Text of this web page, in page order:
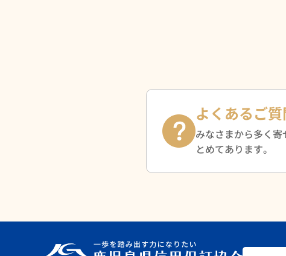
よくあるご
みなさまから多く
とめてあります。